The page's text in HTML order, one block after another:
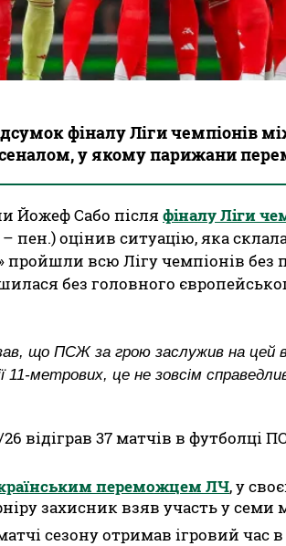
фіналу Ліги чемпіонів
у якому парижани
Йожеф Сабо після фіналу Ліги
– пен.) оцінив ситуацію, яка
пройшли всю Лігу чемпіонів без
без головного
що ПСЖ за грою заслужив на цей
11-метрових, це не зовсім
відіграв 37 матчів в футболці
переможцем ЛЧ, у
захисник взяв участь у семи
сезону отримав ігровий час